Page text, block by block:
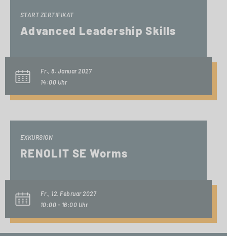
START ZERTIFIKAT
Advanced Leadership Skills
Fr., 8. Januar 2027
14:00 Uhr
EXKURSION
RENOLIT SE Worms
Fr., 12. Februar 2027
10:00 - 16:00 Uhr